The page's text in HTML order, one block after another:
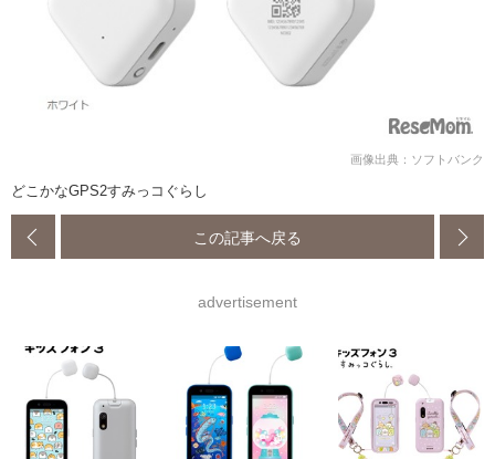
画像出典：ソフトバンク
どこかなGPS2すみっコぐらし
この記事へ戻る
advertisement